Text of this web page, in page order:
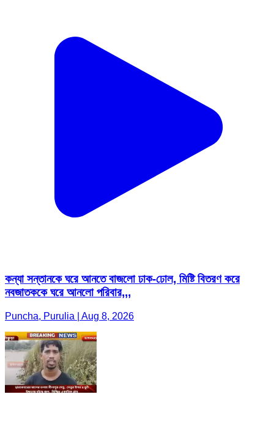
কন্যা সন্তানকে ঘরে আনতে বাজলো ঢাক-ঢোল, মিষ্টি বিতরণ করে
নবজাতককে ঘরে আনলো পরিবার,,,
Puncha, Purulia | Aug 8, 2026